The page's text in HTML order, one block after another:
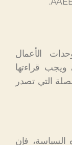
الأعمال
وموظفي المكاتب الأمامية في AAEE ويجب قراءتها
التي تصدر
السياسة، فإن